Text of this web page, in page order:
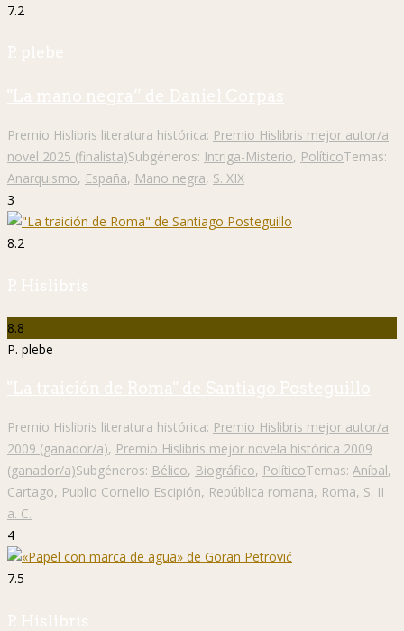
7.2
P. plebe
"La mano negra” de Daniel Corpas
Premio Hislibris literatura histórica: Premio Hislibris mejor autor/a
novel 2025 (finalista)Subgéneros: Intriga-Misterio, PolíticoTemas:
Anarquismo, España, Mano negra, S. XIX
3
8.2
P. Hislibris
8.8
P. plebe
"La traición de Roma" de Santiago Posteguillo
Premio Hislibris literatura histórica: Premio Hislibris mejor autor/a
2009 (ganador/a), Premio Hislibris mejor novela histórica 2009
(ganador/a)Subgéneros: Bélico, Biográfico, PolíticoTemas: Aníbal,
Cartago, Publio Cornelio Escipión, República romana, Roma, S. II
a. C.
4
7.5
P. Hislibris